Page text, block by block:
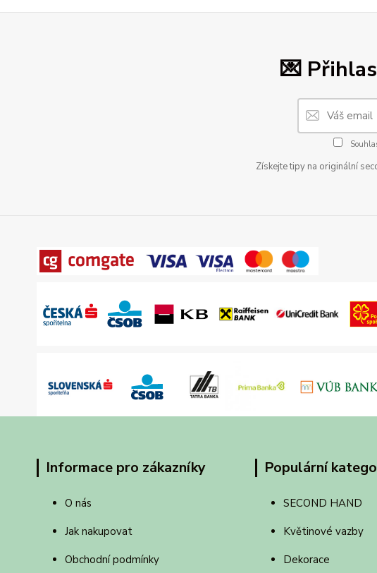
💌
Získejte tipy na originální
Informace pro zákazníky
O nás
Jak nakupovat
Obchodní podmínky
Populární
SECOND HAND
Květinové vazby
Dekorace